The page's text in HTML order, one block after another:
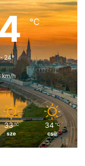
℃
24º
km/h
33 ℃
sze
34 ℃
csü